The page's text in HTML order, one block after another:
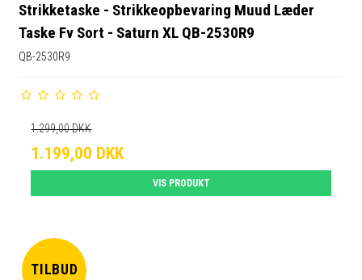
Strikketaske - Strikkeopbevaring Muud Læder
Taske Fv Sort - Saturn XL QB-2530R9
QB-2530R9
1.299,00 DKK
1.199,00 DKK
VIS PRODUKT
TILBUD